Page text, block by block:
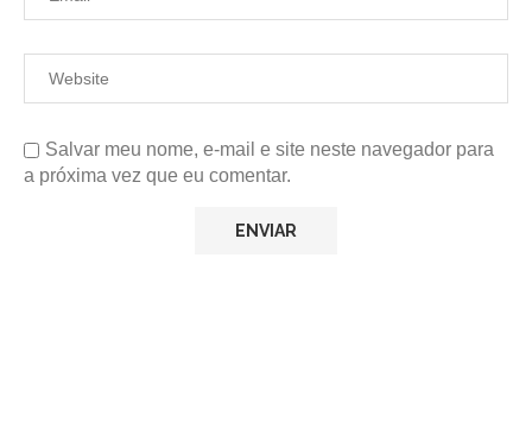
Salvar meu nome, e-mail e site neste navegador para
a próxima vez que eu comentar.